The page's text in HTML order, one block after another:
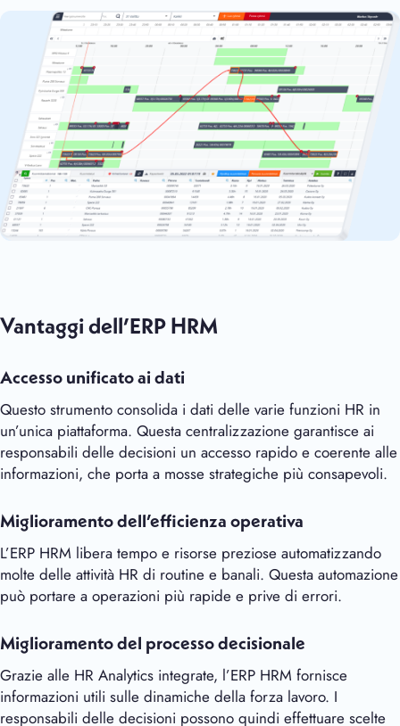
Vantaggi dell’ERP HRM
Accesso unificato ai dati
Questo strumento consolida i dati delle varie funzioni HR in
un’unica piattaforma. Questa centralizzazione garantisce ai
responsabili delle decisioni un accesso rapido e coerente alle
informazioni, che porta a mosse strategiche più consapevoli.
Miglioramento dell’efficienza operativa
L’ERP HRM libera tempo e risorse preziose automatizzando
molte delle attività HR di routine e banali. Questa automazione
può portare a operazioni più rapide e prive di errori.
Miglioramento del processo decisionale
Grazie alle HR Analytics integrate, l’ERP HRM fornisce
informazioni utili sulle dinamiche della forza lavoro. I
responsabili delle decisioni possono quindi effettuare scelte